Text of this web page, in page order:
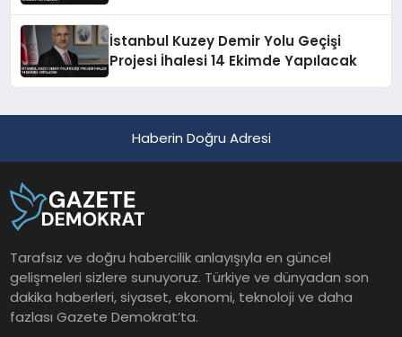
İstanbul Kuzey Demir Yolu Geçişi
Projesi İhalesi 14 Ekimde Yapılacak
Haberin Doğru Adresi
Tarafsız ve doğru habercilik anlayışıyla en güncel
gelişmeleri sizlere sunuyoruz. Türkiye ve dünyadan son
dakika haberleri, siyaset, ekonomi, teknoloji ve daha
fazlası Gazete Demokrat’ta.